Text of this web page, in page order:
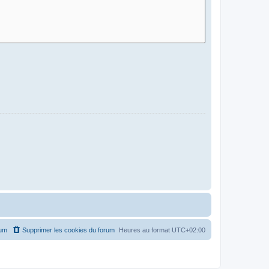
Heures au format UTC+02:00
Supprimer les cookies du forum